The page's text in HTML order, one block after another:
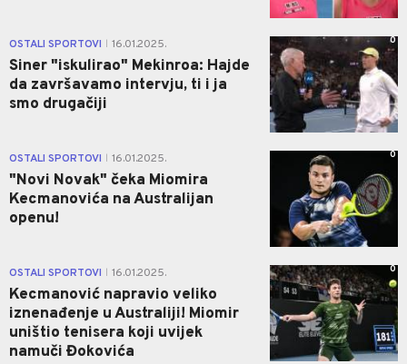
OSTALI SPORTOVI 16.01.2025.
Siner "iskulirao" Mekinroa: Hajde
da završavamo intervju, ti i ja
smo drugačiji
0
OSTALI SPORTOVI 16.01.2025.
"Novi Novak" čeka Miomira
Kecmanovića na Australijan
openu!
0
OSTALI SPORTOVI 16.01.2025.
Kecmanović napravio veliko
iznenađenje u Australiji! Miomir
uništio tenisera koji uvijek
namuči Đokovića
0